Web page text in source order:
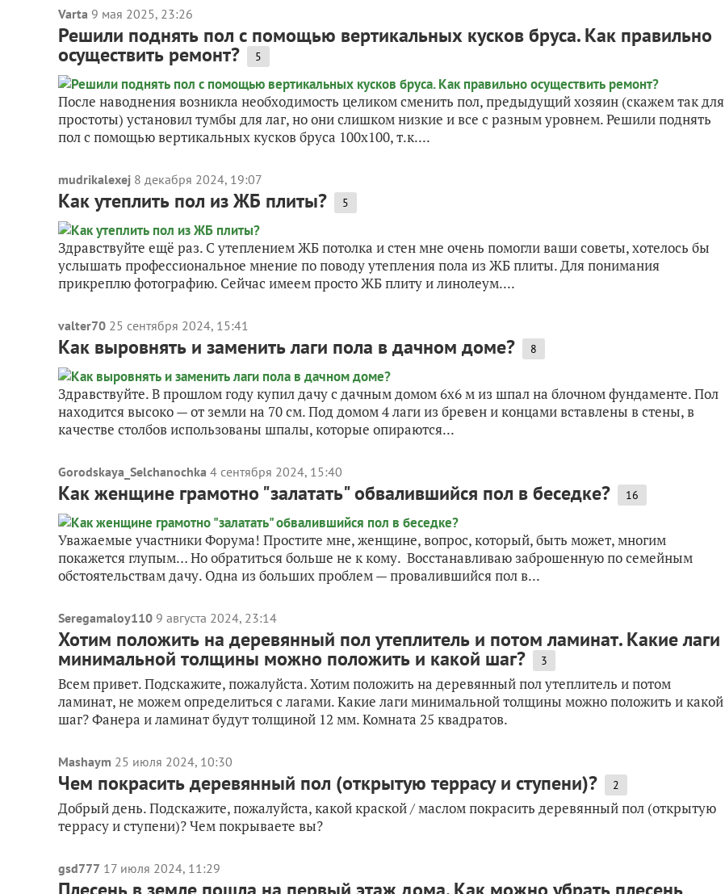
Varta 9 мая 2025, 23:26
Решили поднять пол с помощью вертикальных кусков бруса. Как правильно
осуществить ремонт? 5
После наводнения возникла необходимость целиком сменить пол, предыдущий хозяин (скажем так для
простоты) установил тумбы для лаг, но они слишком низкие и все с разным уровнем. Решили поднять
пол с помощью вертикальных кусков бруса 100х100, т.к....
mudrikalexej 8 декабря 2024, 19:07
Как утеплить пол из ЖБ плиты? 5
Здравствуйте ещё раз. С утеплением ЖБ потолка и стен мне очень помогли ваши советы, хотелось бы
услышать профессиональное мнение по поводу утепления пола из ЖБ плиты. Для понимания
прикреплю фотографию. Сейчас имеем просто ЖБ плиту и линолеум....
valter70 25 сентября 2024, 15:41
Как выровнять и заменить лаги пола в дачном доме? 8
Здравствуйте. В прошлом году купил дачу с дачным домом 6х6 м из шпал на блочном фундаменте. Пол
находится высоко — от земли на 70 см. Под домом 4 лаги из бревен и концами вставлены в стены, в
качестве столбов использованы шпалы, которые опираются...
Gorodskaya_Selchanochka 4 сентября 2024, 15:40
Как женщине грамотно "залатать" обвалившийся пол в беседке? 16
Уважаемые участники Форума! Простите мне, женщине, вопрос, который, быть может, многим
покажется глупым… Но обратиться больше не к кому. Восстанавливаю заброшенную по семейным
обстоятельствам дачу. Одна из больших проблем — провалившийся пол в...
Seregamaloy110 9 августа 2024, 23:14
Хотим положить на деревянный пол утеплитель и потом ламинат. Какие лаги
минимальной толщины можно положить и какой шаг? 3
Всем привет. Подскажите, пожалуйста. Хотим положить на деревянный пол утеплитель и потом
ламинат, не можем определиться с лагами. Какие лаги минимальной толщины можно положить и какой
шаг? Фанера и ламинат будут толщиной 12 мм. Комната 25 квадратов.
Mashaym 25 июля 2024, 10:30
Чем покрасить деревянный пол (открытую террасу и ступени)? 2
Добрый день. Подскажите, пожалуйста, какой краской / маслом покрасить деревянный пол (открытую
террасу и ступени)? Чем покрываете вы?
gsd777 17 июля 2024, 11:29